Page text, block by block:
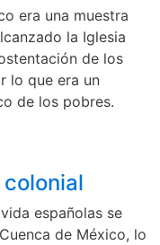
era una muestra
la Iglesia
de los
lo que era un
de los pobres.
españolas se
de México, lo